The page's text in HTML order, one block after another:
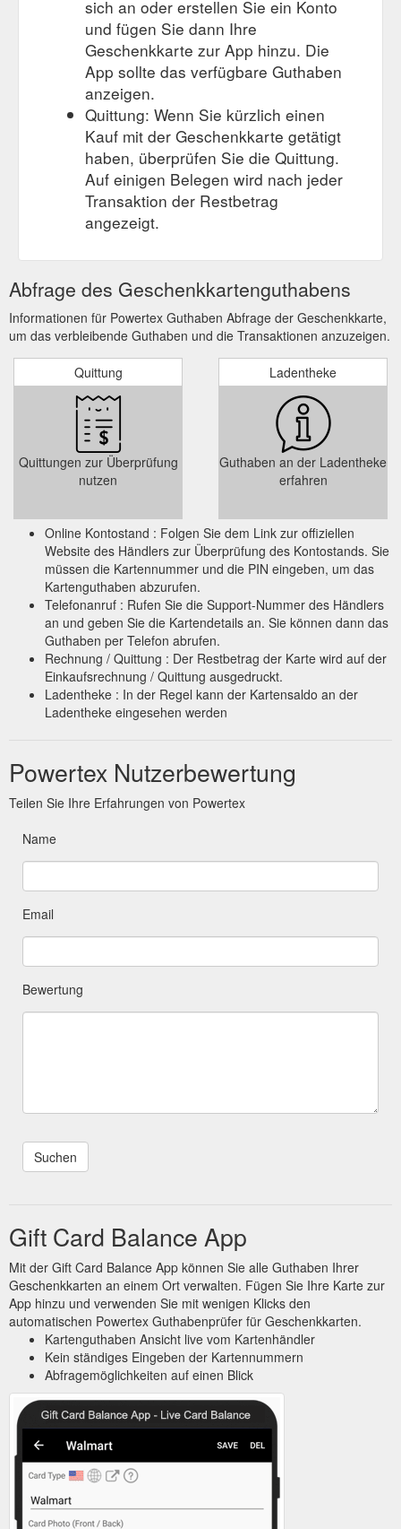
sich an oder erstellen Sie ein Konto
und fügen Sie dann Ihre
Geschenkkarte zur App hinzu. Die
App sollte das verfügbare Guthaben
anzeigen.
Quittung: Wenn Sie kürzlich einen
Kauf mit der Geschenkkarte getätigt
haben, überprüfen Sie die Quittung.
Auf einigen Belegen wird nach jeder
Transaktion der Restbetrag
angezeigt.
Abfrage des Geschenkkartenguthabens
Informationen für Powertex Guthaben Abfrage der Geschenkkarte,
um das verbleibende Guthaben und die Transaktionen anzuzeigen.
Quittung
Quittungen zur Überprüfung
nutzen
Ladentheke
Guthaben an der Ladentheke
erfahren
Online Kontostand : Folgen Sie dem Link zur offiziellen
Website des Händlers zur Überprüfung des Kontostands. Sie
müssen die Kartennummer und die PIN eingeben, um das
Kartenguthaben abzurufen.
Telefonanruf : Rufen Sie die Support-Nummer des Händlers
an und geben Sie die Kartendetails an. Sie können dann das
Guthaben per Telefon abrufen.
Rechnung / Quittung : Der Restbetrag der Karte wird auf der
Einkaufsrechnung / Quittung ausgedruckt.
Ladentheke : In der Regel kann der Kartensaldo an der
Ladentheke eingesehen werden
Powertex Nutzerbewertung
Teilen Sie Ihre Erfahrungen von Powertex
Name
Email
Bewertung
Gift Card Balance App
Mit der Gift Card Balance App können Sie alle Guthaben Ihrer
Geschenkkarten an einem Ort verwalten. Fügen Sie Ihre Karte zur
App hinzu und verwenden Sie mit wenigen Klicks den
automatischen Powertex Guthabenprüfer für Geschenkkarten.
Kartenguthaben Ansicht live vom Kartenhändler
Kein ständiges Eingeben der Kartennummern
Abfragemöglichkeiten auf einen Blick